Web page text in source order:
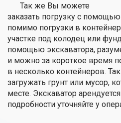
Так же Вы можете
заказать погрузку с
помимо погрузки в
участке под колодец или
помощью экскаватора,
и можно за короткое время
в несколько контейнеров.
загружать грунт или мусор,
месте. Экскаватор
подробности уточняйте у